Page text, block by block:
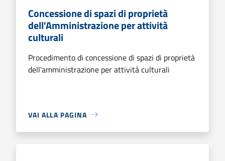
Concessione di spazi di proprietà
dell'Amministrazione per attività
culturali
Procedimento di concessione di spazi di proprietà
dell'amministrazione per attività culturali
VAI ALLA PAGINA